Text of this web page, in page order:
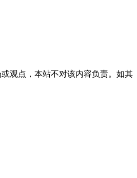
观点，本站不对该内容负责。如其